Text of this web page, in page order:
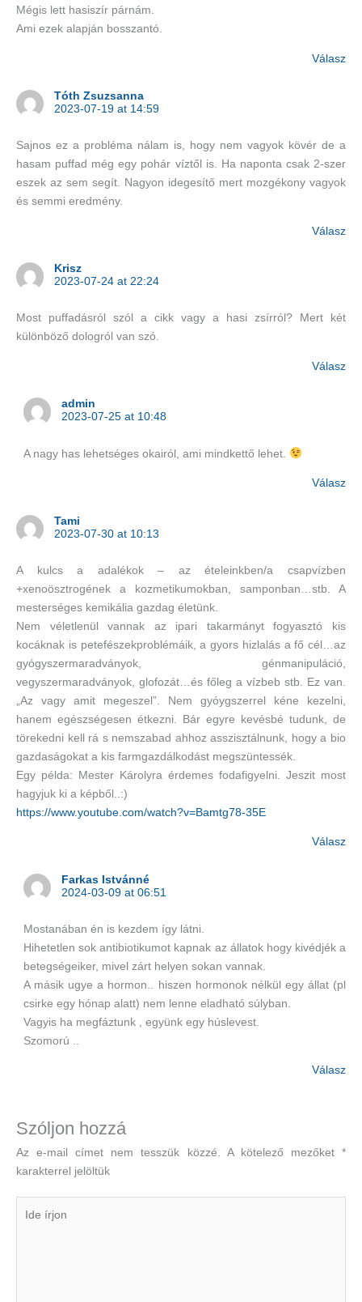
Mégis lett hasiszír párnám.
Ami ezek alapján bosszantó.
Válasz
Tóth Zsuzsanna
2023-07-19 at 14:59
Sajnos ez a probléma nálam is, hogy nem vagyok kövér de a
hasam puffad még egy pohár víztől is. Ha naponta csak 2-szer
eszek az sem segít. Nagyon idegesítő mert mozgékony vagyok
és semmi eredmény.
Válasz
Krisz
2023-07-24 at 22:24
Most puffadásról szól a cikk vagy a hasi zsírról? Mert két
különböző dologról van szó.
Válasz
admin
2023-07-25 at 10:48
A nagy has lehetséges okairól, ami mindkettő lehet.
Válasz
Tami
2023-07-30 at 10:13
A kulcs a adalékok – az ételeinkben/a csapvízben
+xenoösztrogének a kozmetikumokban, samponban…stb. A
mesterséges kemikália gazdag életünk.
Nem véletlenül vannak az ipari takarmányt fogyasztó kis
kocáknak is petefészekproblémáik, a gyors hizlalás a fő cél…az
gyógyszermaradványok, génmanipuláció,
vegyszermaradványok, glofozát…és főleg a vízbeb stb. Ez van.
„Az vagy amit megeszel”. Nem gyóygszerrel kéne kezelni,
hanem egészségesen étkezni. Bár egyre kevésbé tudunk, de
törekedni kell rá s nemszabad ahhoz asszisztálnunk, hogy a bio
gazdaságokat a kis farmgazdálkodást megszüntessék.
Egy példa: Mester Károlyra érdemes fodafigyelni. Jeszit most
hagyjuk ki a képből..:)
https://www.youtube.com/watch?v=Bamtg78-35E
Válasz
Farkas Istvánné
2024-03-09 at 06:51
Mostanában én is kezdem így látni.
Hihetetlen sok antibiotikumot kapnak az állatok hogy kivédjék a
betegségeiker, mivel zárt helyen sokan vannak.
A másik ugye a hormon.. hiszen hormonok nélkül egy állat (pl
csirke egy hónap alatt) nem lenne eladható súlyban.
Vagyis ha megfáztunk , együnk egy húslevest.
Szomorú ..
Válasz
Szóljon hozzá
Az e-mail címet nem tesszük közzé. A kötelező mezőket*
karakterrel jelöltük